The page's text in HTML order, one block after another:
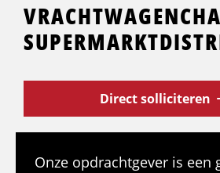
Direct solliciteren
Onze opdrachtgever is een